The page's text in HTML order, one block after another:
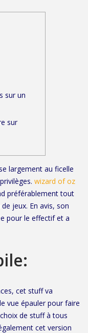
sur un
sur
largement au ficelle
wizard of oz
préférablement tout
jeux. En avis, son
pour le effectif et a
cet stuff va
vue épauler pour faire
de stuff à tous
cet version